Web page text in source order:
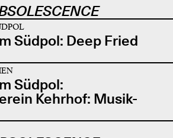
Südpol: Deep Fried
Südpol:
Kehrhof: Musik-